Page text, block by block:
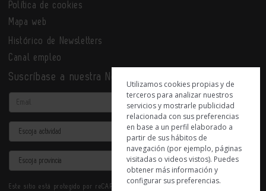
Política de cookies
Mapa web
Histórico de Newsletters
Canal empleo
Suscríbase a nuestra Newsletter
Email
Actividad
Provincia
Este sitio está protegido por reCAPTCHA y se aplican la
Utilizamos cookies propias y de
terceros para analizar nuestros
servicios y mostrarle publicidad
relacionada con sus preferencias
en base a un perfil elaborado a
partir de sus hábitos de
navegación (por ejemplo, páginas
visitadas o videos vistos). Puedes
obtener más información y
configurar sus preferencias.